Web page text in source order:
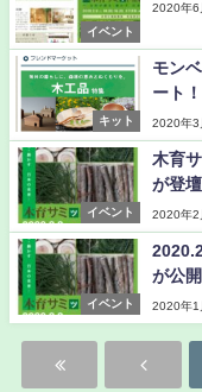
イベント
2020年6
キット
モン
ート！
2020年3
イベント
木育
が登
2020年2
イベント
が公
2020年1